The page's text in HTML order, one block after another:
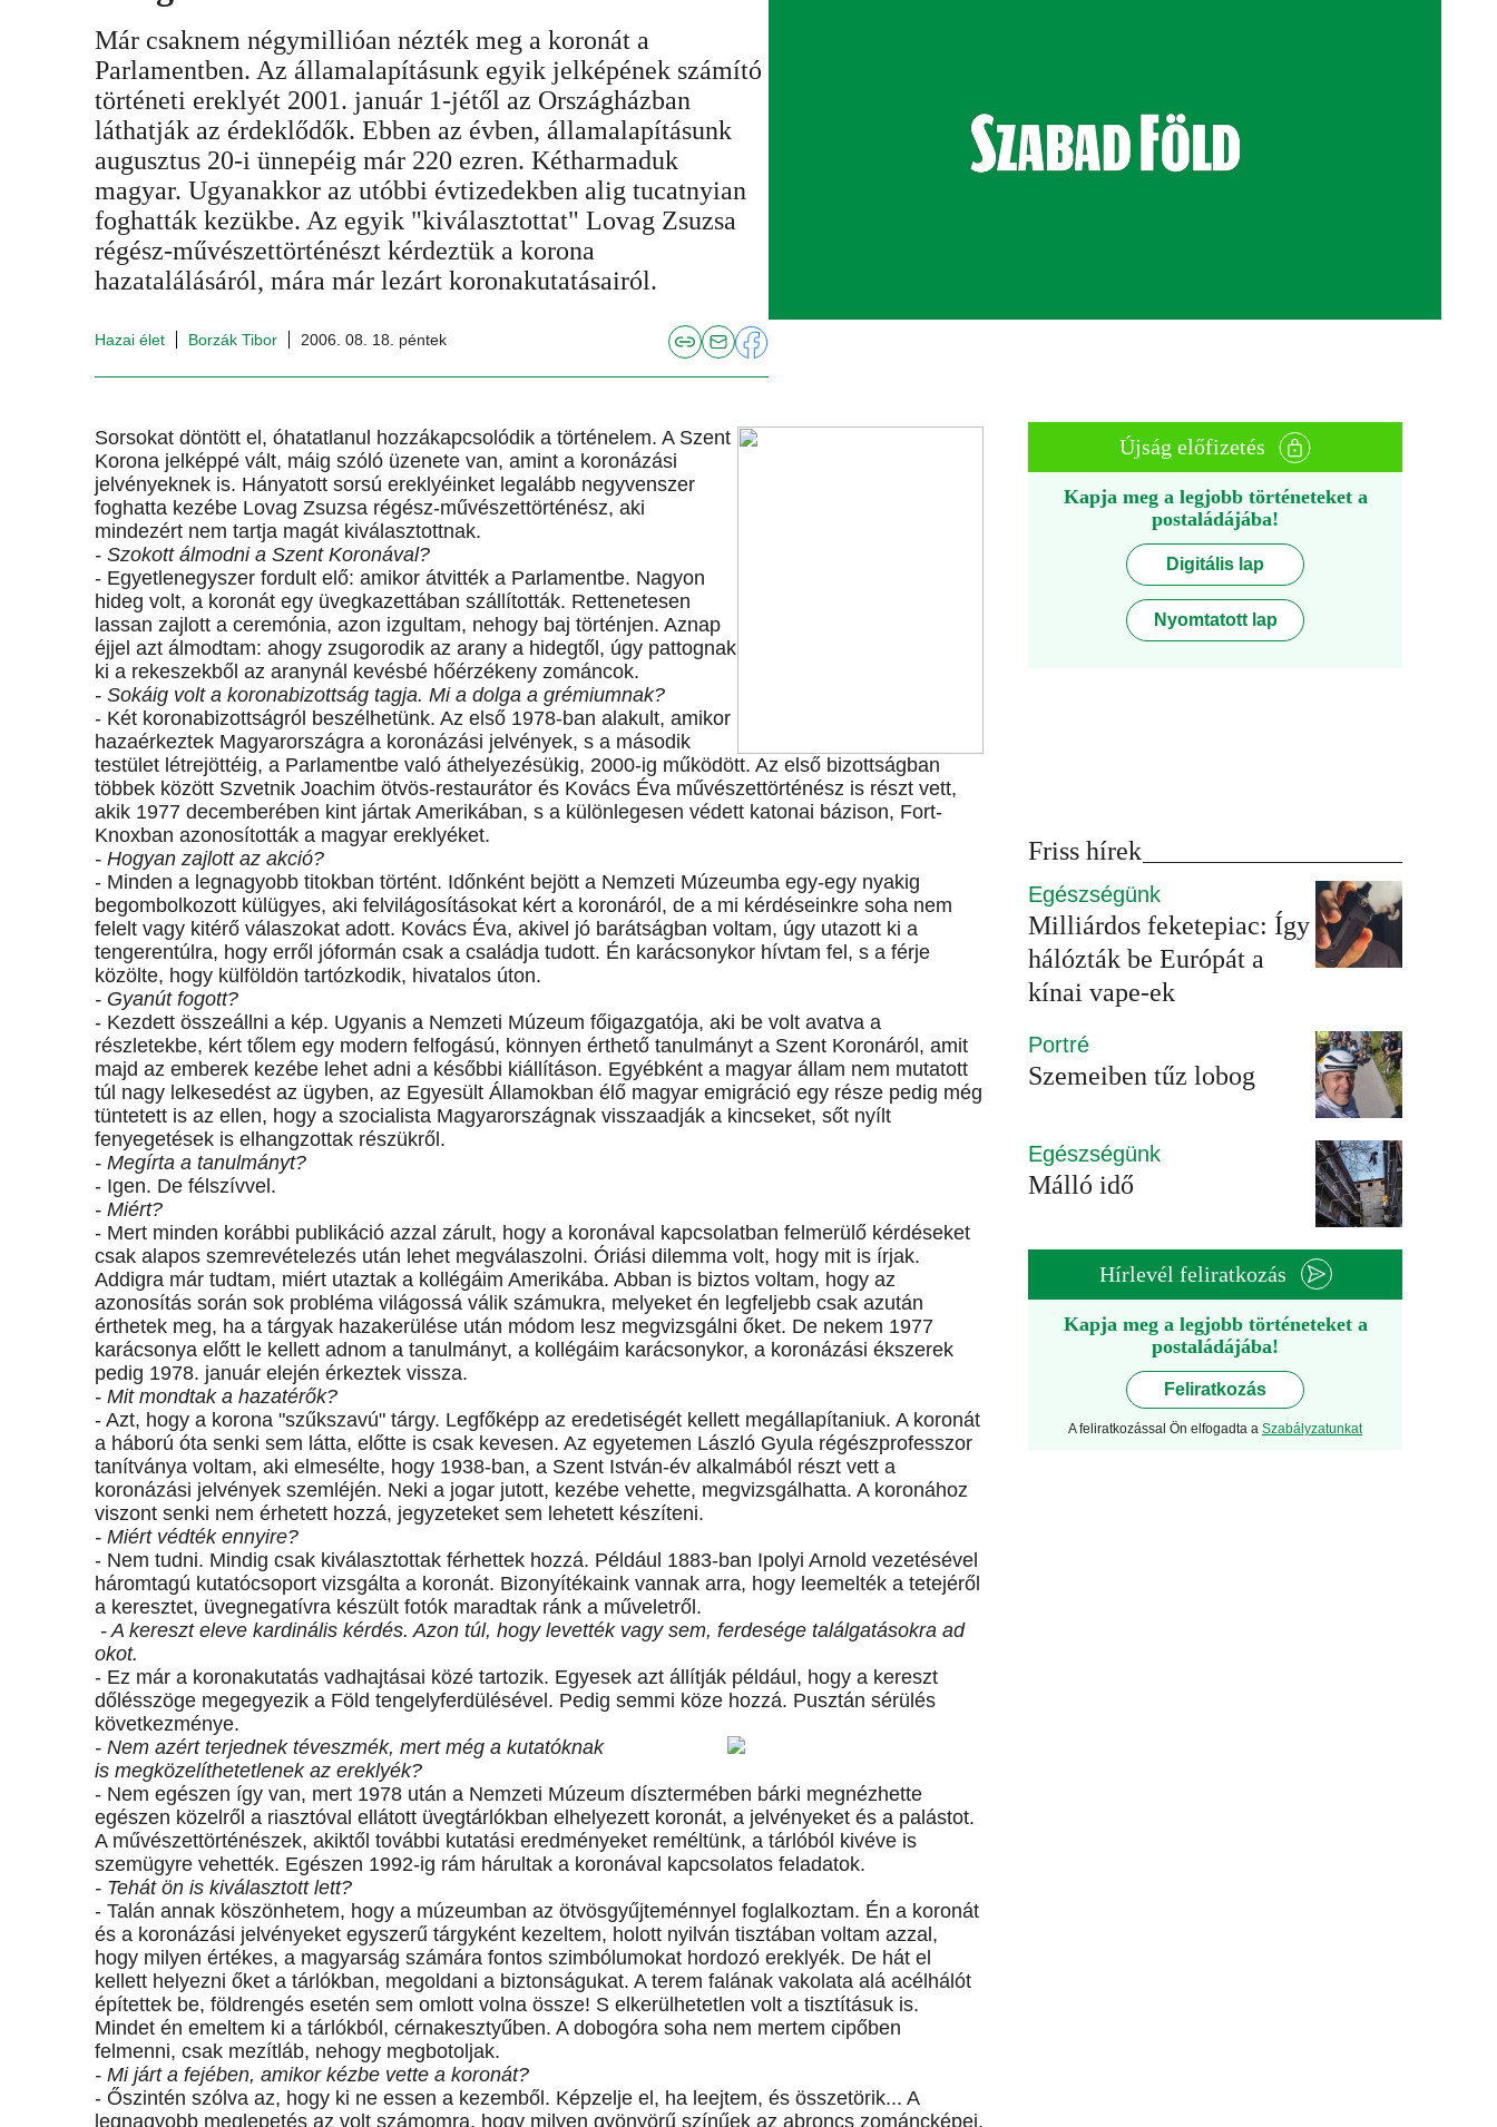
Már csaknem négymillióan nézték meg a koronát a
Parlamentben. Az államalapításunk egyik jelképének számító
történeti ereklyét 2001. január 1-jétől az Országházban
láthatják az érdeklődők. Ebben az évben, államalapításunk
augusztus 20-i ünnepéig már 220 ezren. Kétharmaduk
magyar. Ugyanakkor az utóbbi évtizedekben alig tucatnyian
foghatták kezükbe. Az egyik "kiválasztottat" Lovag Zsuzsa
régész-művészettörténészt kérdeztük a korona
hazatalálásáról, mára már lezárt koronakutatásairól.
Hazai élet Borzák Tibor 2006. 08. 18. péntek
Sorsokat döntött el, óhatatlanul hozzákapcsolódik a történelem. A Szent
Korona jelképpé vált, máig szóló üzenete van, amint a koronázási
jelvényeknek is. Hányatott sorsú ereklyéinket legalább negyvenszer
foghatta kezébe Lovag Zsuzsa régész-művészettörténész, aki
mindezért nem tartja magát kiválasztottnak.
- Szokott álmodni a Szent Koronával?
- Egyetlenegyszer fordult elő: amikor átvitték a Parlamentbe. Nagyon
hideg volt, a koronát egy üvegkazettában szállították. Rettenetesen
lassan zajlott a ceremónia, azon izgultam, nehogy baj történjen. Aznap
éjjel azt álmodtam: ahogy zsugorodik az arany a hidegtől, úgy pattognak
ki a rekeszekből az aranynál kevésbé hőérzékeny zománcok.
- Sokáig volt a koronabizottság tagja. Mi a dolga a grémiumnak?
- Két koronabizottságról beszélhetünk. Az első 1978-ban alakult, amikor
hazaérkeztek Magyarországra a koronázási jelvények, s a második
testület létrejöttéig, a Parlamentbe való áthelyezésükig, 2000-ig működött. Az első bizottságban
többek között Szvetnik Joachim ötvös-restaurátor és Kovács Éva művészettörténész is részt vett,
akik 1977 decemberében kint jártak Amerikában, s a különlegesen védett katonai bázison, Fort-
Knoxban azonosították a magyar ereklyéket.
- Hogyan zajlott az akció?
- Minden a legnagyobb titokban történt. Időnként bejött a Nemzeti Múzeumba egy-egy nyakig
begombolkozott külügyes, aki felvilágosításokat kért a koronáról, de a mi kérdéseinkre soha nem
felelt vagy kitérő válaszokat adott. Kovács Éva, akivel jó barátságban voltam, úgy utazott ki a
tengerentúlra, hogy erről jóformán csak a családja tudott. Én karácsonykor hívtam fel, s a férje
közölte, hogy külföldön tartózkodik, hivatalos úton.
- Gyanút fogott?
- Kezdett összeállni a kép. Ugyanis a Nemzeti Múzeum főigazgatója, aki be volt avatva a
részletekbe, kért tőlem egy modern felfogású, könnyen érthető tanulmányt a Szent Koronáról, amit
majd az emberek kezébe lehet adni a későbbi kiállításon. Egyébként a magyar állam nem mutatott
túl nagy lelkesedést az ügyben, az Egyesült Államokban élő magyar emigráció egy része pedig még
tüntetett is az ellen, hogy a szocialista Magyarországnak visszaadják a kincseket, sőt nyílt
fenyegetések is elhangzottak részükről.
- Megírta a tanulmányt?
- Igen. De félszívvel.
- Miért?
- Mert minden korábbi publikáció azzal zárult, hogy a koronával kapcsolatban felmerülő kérdéseket
csak alapos szemrevételezés után lehet megválaszolni. Óriási dilemma volt, hogy mit is írjak.
Addigra már tudtam, miért utaztak a kollégáim Amerikába. Abban is biztos voltam, hogy az
azonosítás során sok probléma világossá válik számukra, melyeket én legfeljebb csak azután
érthetek meg, ha a tárgyak hazakerülése után módom lesz megvizsgálni őket. De nekem 1977
karácsonya előtt le kellett adnom a tanulmányt, a kollégáim karácsonykor, a koronázási ékszerek
pedig 1978. január elején érkeztek vissza.
- Mit mondtak a hazatérők?
- Azt, hogy a korona "szűkszavú" tárgy. Legfőképp az eredetiségét kellett megállapítaniuk. A koronát
a háború óta senki sem látta, előtte is csak kevesen. Az egyetemen László Gyula régészprofesszor
tanítványa voltam, aki elmesélte, hogy 1938-ban, a Szent István-év alkalmából részt vett a
koronázási jelvények szemléjén. Neki a jogar jutott, kezébe vehette, megvizsgálhatta. A koronához
viszont senki nem érhetett hozzá, jegyzeteket sem lehetett készíteni.
- Miért védték ennyire?
- Nem tudni. Mindig csak kiválasztottak férhettek hozzá. Például 1883-ban Ipolyi Arnold vezetésével
háromtagú kutatócsoport vizsgálta a koronát. Bizonyítékaink vannak arra, hogy leemelték a tetejéről
a keresztet, üvegnegatívra készült fotók maradtak ránk a műveletről.
- A kereszt eleve kardinális kérdés. Azon túl, hogy levették vagy sem, ferdesége találgatásokra ad
okot.
- Ez már a koronakutatás vadhajtásai közé tartozik. Egyesek azt állítják például, hogy a kereszt
dőlésszöge megegyezik a Föld tengelyferdülésével. Pedig semmi köze hozzá. Pusztán sérülés
következménye.
- Nem azért terjednek téveszmék, mert még a kutatóknak
is megközelíthetetlenek az ereklyék?
- Nem egészen így van, mert 1978 után a Nemzeti Múzeum dísztermében bárki megnézhette
egészen közelről a riasztóval ellátott üvegtárlókban elhelyezett koronát, a jelvényeket és a palástot.
A művészettörténészek, akiktől további kutatási eredményeket reméltünk, a tárlóból kivéve is
szemügyre vehették. Egészen 1992-ig rám hárultak a koronával kapcsolatos feladatok.
- Tehát ön is kiválasztott lett?
- Talán annak köszönhetem, hogy a múzeumban az ötvösgyűjteménnyel foglalkoztam. Én a koronát
és a koronázási jelvényeket egyszerű tárgyként kezeltem, holott nyilván tisztában voltam azzal,
hogy milyen értékes, a magyarság számára fontos szimbólumokat hordozó ereklyék. De hát el
kellett helyezni őket a tárlókban, megoldani a biztonságukat. A terem falának vakolata alá acélhálót
építettek be, földrengés esetén sem omlott volna össze! S elkerülhetetlen volt a tisztításuk is.
Mindet én emeltem ki a tárlókból, cérnakesztyűben. A dobogóra soha nem mertem cipőben
felmenni, csak mezítláb, nehogy megbotoljak.
- Mi járt a fejében, amikor kézbe vette a koronát?
- Őszintén szólva az, hogy ki ne essen a kezemből. Képzelje el, ha leejtem, és összetörik... A
legnagyobb meglepetés az volt számomra, hogy milyen gyönyörű színűek az abroncs zománcképei,
Újság előfizetés
Kapja meg a legjobb történeteket a
postaládájába!
Digitális lap
Nyomtatott lap
Friss hírek
Egészségünk
Milliárdos feketepiac: Így
hálózták be Európát a
kínai vape-ek
Portré
Szemeiben tűz lobog
Egészségünk
Málló idő
Hírlevél feliratkozás
Kapja meg a legjobb történeteket a
postaládájába!
Feliratkozás
A feliratkozással Ön elfogadta a Szabályzatunkat